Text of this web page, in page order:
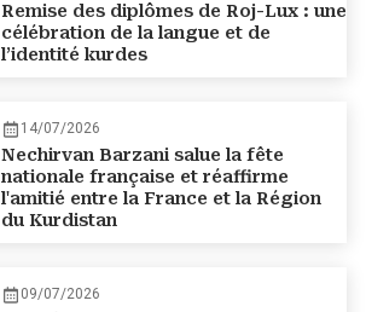
Remise des diplômes de Roj-Lux : une
célébration de la langue et de
l’identité kurdes
14/07/2026
Nechirvan Barzani salue la fête
nationale française et réaffirme
l'amitié entre la France et la Région
du Kurdistan
09/07/2026